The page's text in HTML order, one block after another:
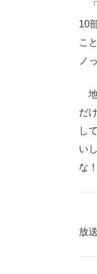
「
10
こ
ノ
地
だ
し
い
な！
放